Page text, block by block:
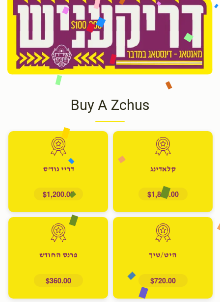
Buy A Zchus
קלאדינג
$1,800.00
דריי גוד'ס
$1,200.00
היט/שיך
$720.00
פרנס החודש
$360.00